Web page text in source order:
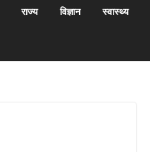
राज्य विज्ञान स्वास्थ्य